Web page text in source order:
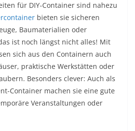
für DIY-Container sind nahezu
bieten sie sicheren
Baumaterialien oder
ist noch längst nicht alles! Mit
sich aus den Containern auch
praktische Werkstätten oder
Besonders clever: Auch als
Container machen sie eine gute
Veranstaltungen oder